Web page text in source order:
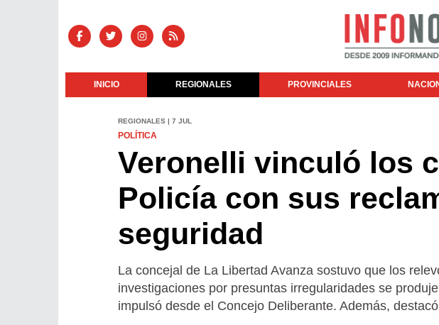
INICIO REGIONALES PROVINCIALES
REGIONALES | 7 JUL
POLÍTICA
Veronelli vinculó los
Policía con sus
seguridad
La concejal de La Libertad Avanza sostuvo que los
investigaciones por presuntas irregularidades se
impulsó desde el Concejo Deliberante. Además,